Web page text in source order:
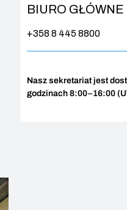
BIURO GŁÓWNE
+358 8 445 8800
Nasz sekretariat jest
godzinach 8:00–16:00